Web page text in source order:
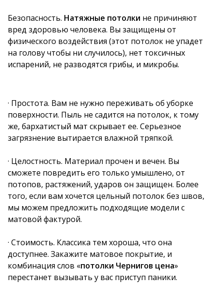
Безопасность. Натяжные потолки не причиняют
вред здоровью человека. Вы защищены от
физического воздействия (этот потолок не упадет
на голову чтобы ни случилось), нет токсичных
испарений, не разводятся грибы, и микробы.
· Простота. Вам не нужно переживать об уборке
поверхности. Пыль не садится на потолок, к тому
же, бархатистый мат скрывает ее. Серьезное
загрязнение вытирается влажной тряпкой.
· Целостность. Материал прочен и вечен. Вы
сможете повредить его только умышлено, от
потопов, растяжений, ударов он защищен. Более
того, если вам хочется цельный потолок без швов,
мы можем предложить подходящие модели с
матовой фактурой.
· Стоимость. Классика тем хороша, что она
доступнее. Закажите матовое покрытие, и
комбинация слов «потолки Чернигов цена»
перестанет вызывать у вас приступ паники.